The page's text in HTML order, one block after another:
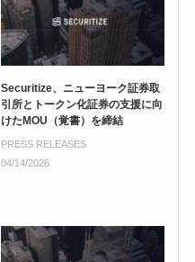
04/14/2026
PRESS RELEASES
Securitize、ニューヨーク証券取
引所とトークン化証券の支援に向
けたMOU（覚書）を締結